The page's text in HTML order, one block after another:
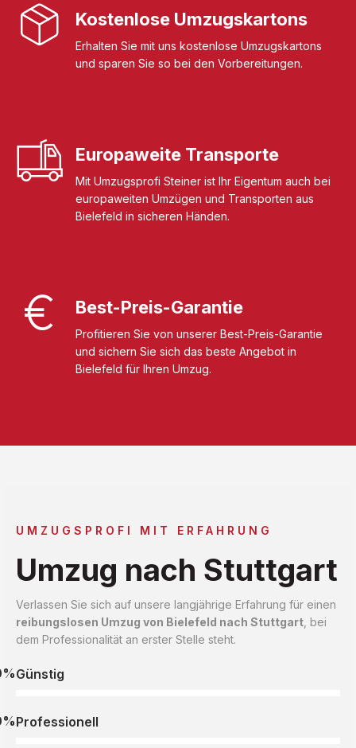
Kostenlose Umzugskartons
Erhalten Sie mit uns kostenlose Umzugskartons
und sparen Sie so bei den Vorbereitungen.
Europaweite Transporte
Mit Umzugsprofi Steiner ist Ihr Eigentum auch bei
europaweiten Umzügen und Transporten aus
Bielefeld in sicheren Händen.
Best-Preis-Garantie
Profitieren Sie von unserer Best-Preis-Garantie
und sichern Sie sich das beste Angebot in
Bielefeld für Ihren Umzug.
UMZUGSPROFI MIT ERFAHRUNG
Umzug nach Stuttgart
Verlassen Sie sich auf unsere langjährige Erfahrung für einen
reibungslosen Umzug von Bielefeld nach Stuttgart , bei
dem Professionalität an erster Stelle steht.
Günstig
Professionell